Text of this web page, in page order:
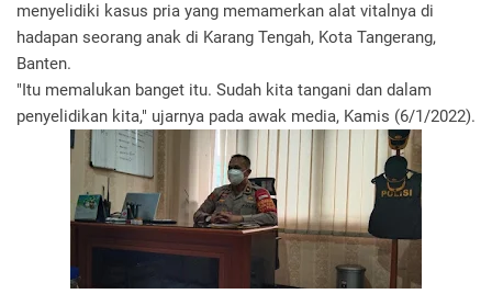
menyelidiki kasus pria yang memamerkan alat vitalnya di
hadapan seorang anak di Karang Tengah, Kota Tangerang,
Banten.
"Itu memalukan banget itu. Sudah kita tangani dan dalam
penyelidikan kita," ujarnya pada awak media, Kamis (6/1/2022).